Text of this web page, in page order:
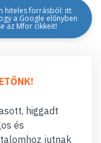
hiteles forrásból: itt
a Google előnyben
az Mfor cikkeit!
higgadt
és
jutnak